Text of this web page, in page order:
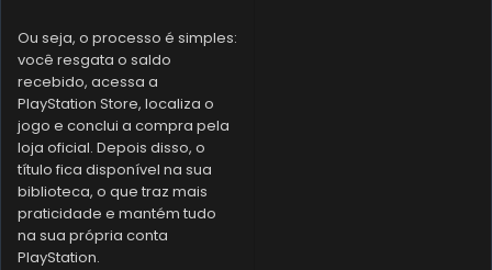
Ou seja, o processo é simples:
você resgata o saldo
recebido, acessa a
PlayStation Store, localiza o
jogo e conclui a compra pela
loja oficial. Depois disso, o
título fica disponível na sua
biblioteca, o que traz mais
praticidade e mantém tudo
na sua própria conta
PlayStation.